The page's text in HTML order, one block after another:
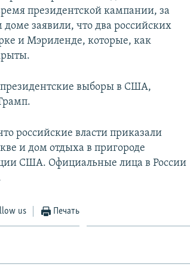
президентской кампании, за
заявили, что два российских
и Мэриленде, которые, как
выборы в США,
российские власти приказали
и дом отдыха в пригороде
США. Официальные лица в России
us Печать